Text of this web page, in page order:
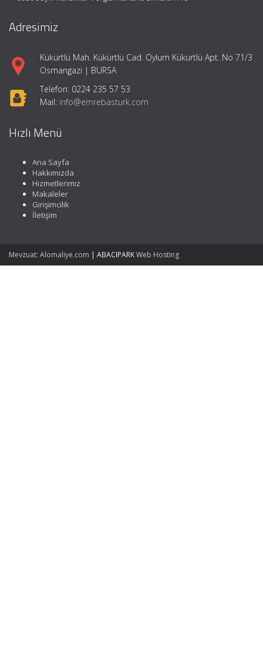
Adresimiz
Kükürtlü Mah. Kükürtlü Cad. Oylum Kükürtlü Apt. No 71/3
Osmangazi | BURSA
Telefon: 0224 235 57 53
Mail: info@emrebasturk.com
Hızlı Menü
Ana Sayfa
Hakkımızda
Hizmetlerimiz
Makaleler
Girişimcilik
İletişim
Mevzuat: Alomaliye.com | ABACIPARKWeb Hosting